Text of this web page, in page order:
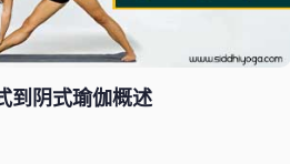
到阴式瑜伽概述